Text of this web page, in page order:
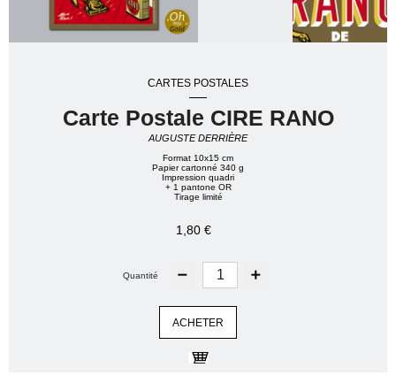
CARTES POSTALES
Carte Postale CIRE RANO
AUGUSTE DERRIÈRE
Format 10x15 cm
Papier cartonné 340 g
Impression quadri
+ 1 pantone OR
Tirage limité
1,80 €
Quantité
ACHETER